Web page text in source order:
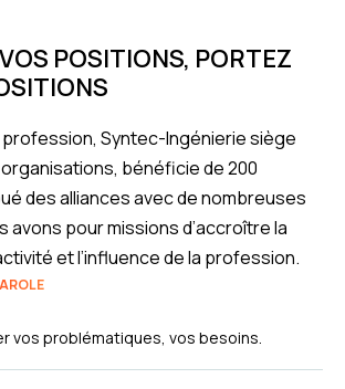
POSITIONS, PORTEZ
Syntec-Ingénierie siège
bénéficie de 200
des alliances avec de nombreuses
avons pour missions d’accroître la
et l’influence de la profession.
vos problématiques, vos besoins.